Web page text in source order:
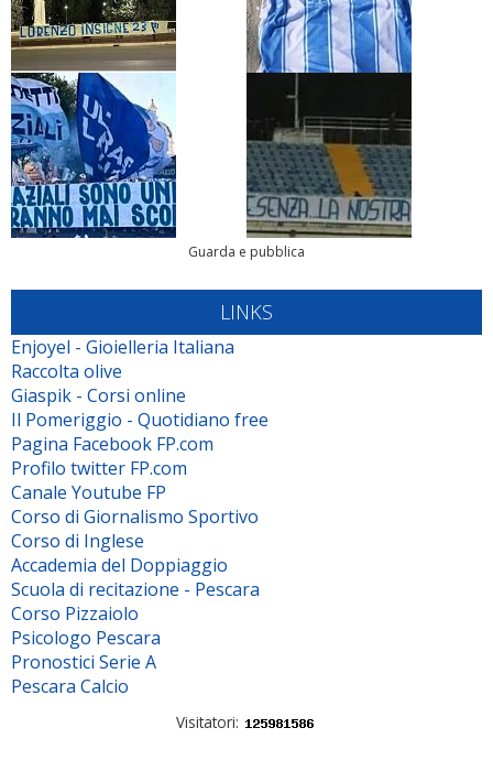
Guarda e pubblica
LINKS
Enjoyel - Gioielleria Italiana
Raccolta olive
Giaspik - Corsi online
Il Pomeriggio - Quotidiano free
Pagina Facebook FP.com
Profilo twitter FP.com
Canale Youtube FP
Corso di Giornalismo Sportivo
Corso di Inglese
Accademia del Doppiaggio
Scuola di recitazione - Pescara
Corso Pizzaiolo
Psicologo Pescara
Pronostici Serie A
Pescara Calcio
Visitatori: